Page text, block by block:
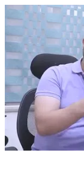
نجاح عملية #القرنية_المخروطية للأستاذ فيصل مع #الدكتور_أحمد_شعراوي ومريضنا يحكي